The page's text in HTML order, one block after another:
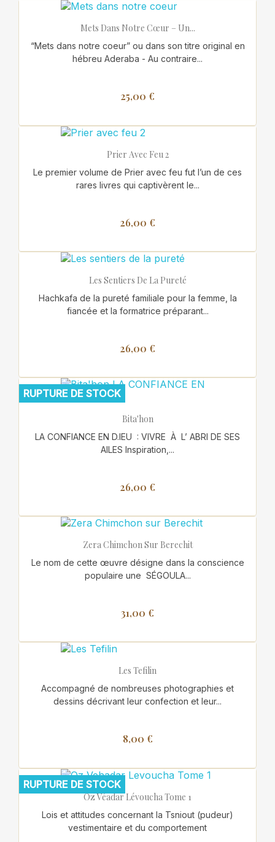
Mets Dans Notre Cœur – Un...
“Mets dans notre coeur” ou dans son titre original en
hébreu Aderaba - Au contraire...
25,00 €
Prier Avec Feu 2
Le premier volume de Prier avec feu fut l’un de ces
rares livres qui captivèrent le...
26,00 €
Les Sentiers De La Pureté
Hachkafa de la pureté familiale pour la femme, la
fiancée et la formatrice préparant...
26,00 €
Bita'hon
LA CONFIANCE EN D.IEU : VIVRE À L’ ABRI DE SES
AILES Inspiration,...
26,00 €
RUPTURE DE STOCK
Zera Chimchon Sur Berechit
Le nom de cette œuvre désigne dans la conscience
populaire une SÉGOULA...
31,00 €
Les Tefilin
Accompagné de nombreuses photographies et
dessins décrivant leur confection et leur...
8,00 €
Oz Véadar Lévoucha Tome 1
Lois et attitudes concernant la Tsniout (pudeur)
vestimentaire et du comportement
RUPTURE DE STOCK